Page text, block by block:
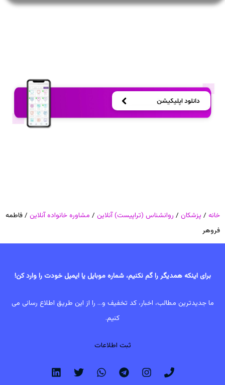
خانه / پزشکان / روانشناس (تراپیست) آنلاین / مشاوره خانواده آنلاین / فاطمه
فروهر
برای اینکه همدیگر را گم نکنیم، شماره موبایل یا ایمیل خودت را وارد کن!
ما جدیدترین مطالب، اخبار، کد تخفیف و... را از این طریق اطلاع رسانی می
کنیم.
ثبت اطلاعات